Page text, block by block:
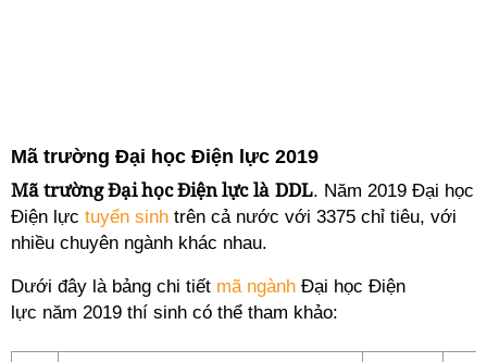
Mã trường Đại học Điện lực 2019
Mã trường Đại học Điện lực là DDL. Năm 2019 Đại học
Điện lực tuyển sinh trên cả nước với 3375 chỉ tiêu, với
nhiều chuyên ngành khác nhau.
Dưới đây là bảng chi tiết mã ngành Đại học Điện
lực năm 2019 thí sinh có thể tham khảo: